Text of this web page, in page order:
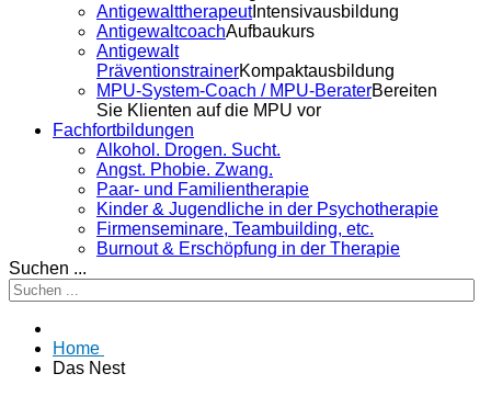
AntigewalttherapeutIntensivausbildung
AntigewaltcoachAufbaukurs
Antigewalt
PräventionstrainerKompaktausbildung
MPU-System-Coach / MPU-BeraterBereiten
Sie Klienten auf die MPU vor
Fachfortbildungen
Alkohol. Drogen. Sucht.
Angst. Phobie. Zwang.
Paar- und Familientherapie
Kinder & Jugendliche in der Psychotherapie
Firmenseminare, Teambuilding, etc.
Burnout & Erschöpfung in der Therapie
Suchen ...
Home
Das Nest